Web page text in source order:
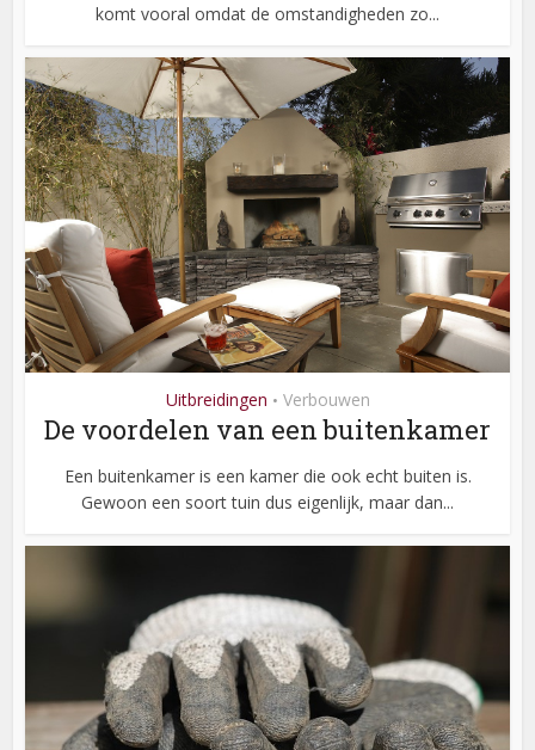
komt vooral omdat de omstandigheden zo...
Uitbreidingen • Verbouwen
De voordelen van een buitenkamer
Een buitenkamer is een kamer die ook echt buiten is.
Gewoon een soort tuin dus eigenlijk, maar dan...